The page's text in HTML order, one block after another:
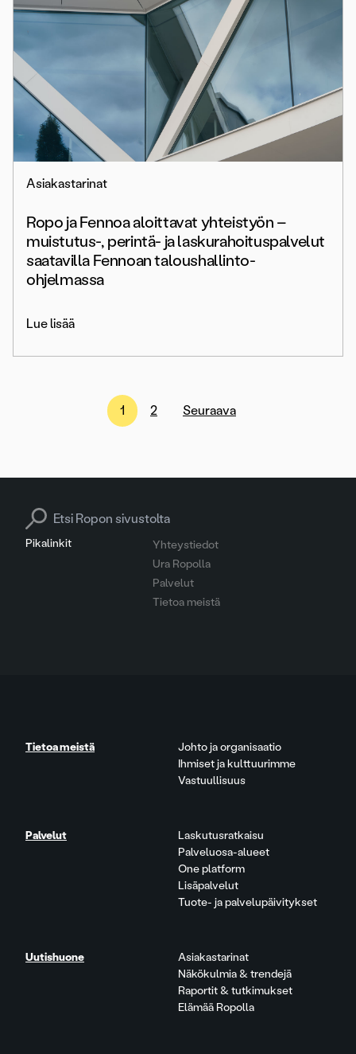
Asiakastarinat
Ropo ja Fennoa aloittavat yhteistyön –
muistutus-, perintä- ja laskurahoituspalvelut
saatavilla Fennoan taloushallinto-
ohjelmassa
Lue lisää
Artikkelien
1 2 Seuraava
Pikalinkit
Yhteystiedot
Ura Ropolla
Palvelut
Tietoa meistä
Search for:
Tietoa meistä
Johto ja organisaatio
Ihmiset ja kulttuurimme
Vastuullisuus
Palvelut
Laskutusratkaisu
Palveluosa-alueet
One platform
Lisäpalvelut
Tuote- ja palvelupäivitykset
Uutishuone
Asiakastarinat
Näkökulmia & trendejä
Raportit & tutkimukset
Elämää Ropolla